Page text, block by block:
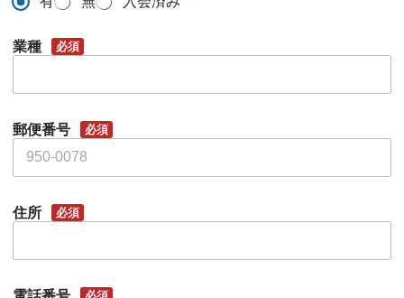
業種 必須
郵便番号 必須
住所 必須